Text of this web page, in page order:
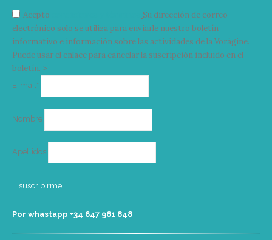
Acepto
Su dirección de correo
electrónico solo se utiliza para enviarle nuestro boletín
informativo e información sobre las actividades de la Vorágine.
Puede usar el enlace para cancelar la suscripción incluido en el
boletín. >
E-mail*
Nombre
Apellidos
Por whastapp +34 ‭647 961 848‬